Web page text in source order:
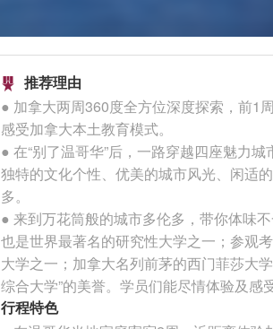

推荐理由
● 加拿大两周360度全方位深度探索，前
感受加拿大本土教育模式。
● 在“别了温哥华”后，一路穿越四座魅力
独特的文化个性、优美的城市风光、闲适
多。
● 来到万花筒般的城市多伦多，带你体味
也是世界最著名的研究性大学之一；参观
大学之一；加拿大名列前茅的西门菲莎大
综合大学”的美誉。学员们能尽情体验及感
行程特色